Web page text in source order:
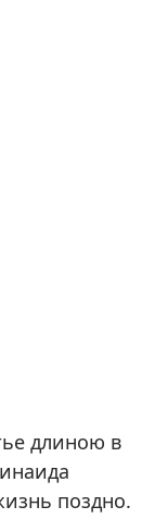
длиною в
поздно.